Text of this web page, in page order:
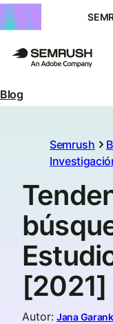
Blog
Semrush
[2021]
Autor: Jana